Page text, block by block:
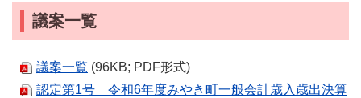
議案一覧
議案一覧 (96KB; PDF形式)
認定第1号 令和6年度みやき町一般会計歳入歳出決算